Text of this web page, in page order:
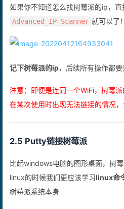
如果你不知道怎么找树莓派的ip，
Advanced_IP_Scanner 就可以了！
记下树莓派的ip，后续所有操作都
注意：即便是连同一个WiFi，树莓
在某次使用时出现无法链接的情况
2.5 Putty链接树莓派
比起windows电脑的图形桌面，树
linux的时候我们更应该学习linux命
树莓派系统本身